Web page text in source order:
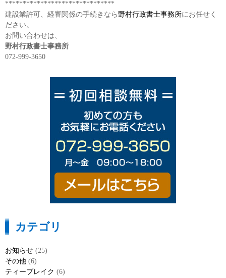
*******************************
建設業許可、経審関係の手続きなら野村行政書士事務所にお任せく
ださい。
お問い合わせは、
野村行政書士事務所
072-999-3650
カテゴリ
お知らせ (25)
その他 (6)
ティーブレイク (6)